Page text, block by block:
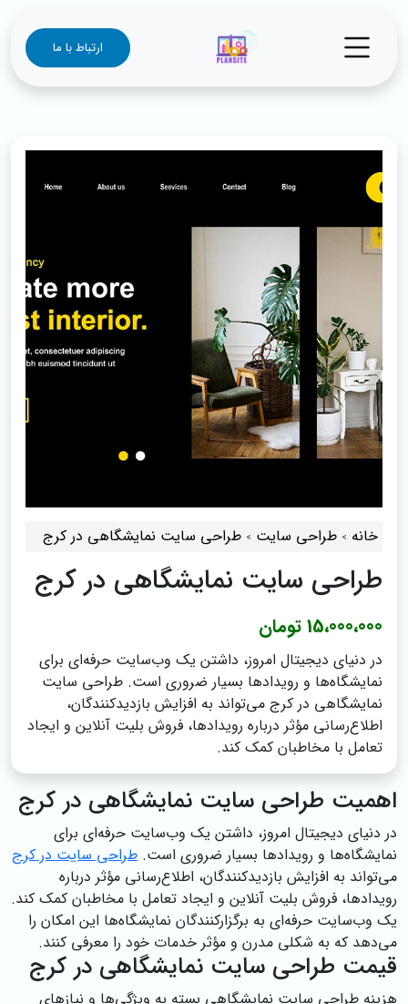
ارتباط با ما
خانه طراحی سایت طراحی سایت نمایشگاهی در کرج
طراحی سایت نمایشگاهی در کرج
15،000،000 تومان
در دنیای دیجیتال امروز، داشتن یک وب‌سایت حرفه‌ای برای
نمایشگاه‌ها و رویدادها بسیار ضروری است. طراحی سایت
نمایشگاهی در کرج می‌تواند به افزایش بازدیدکنندگان،
اطلاع‌رسانی مؤثر درباره رویدادها، فروش بلیت آنلاین و ایجاد
تعامل با مخاطبان کمک کند.
اهمیت طراحی سایت نمایشگاهی در کرج
در دنیای دیجیتال امروز، داشتن یک وب‌سایت حرفه‌ای برای
نمایشگاه‌ها و رویدادها بسیار ضروری است. طراحی سایت در کرج
می‌تواند به افزایش بازدیدکنندگان، اطلاع‌رسانی مؤثر درباره
رویدادها، فروش بلیت آنلاین و ایجاد تعامل با مخاطبان کمک کند.
یک وب‌سایت حرفه‌ای به برگزارکنندگان نمایشگاه‌ها این امکان را
می‌دهد که به شکلی مدرن و مؤثر خدمات خود را معرفی کنند.
قیمت طراحی سایت نمایشگاهی در کرج
هزینه طراحی سایت نمایشگاهی بسته به ویژگی‌ها و نیازهای